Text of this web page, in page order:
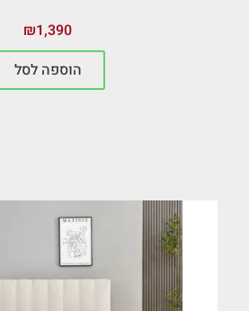
₪1,390
הוספה לסל